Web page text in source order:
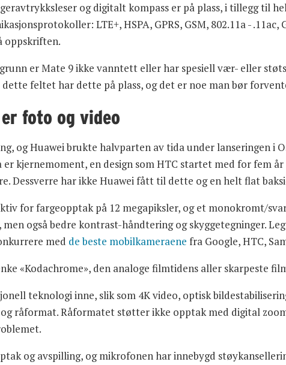
og digitalt kompass er på plass, i tillegg til
LTE+, HSPA, GPRS, GSM, 802.11a - .11ac,
oppskriften.
er Mate 9 ikke vanntett eller har spesiell vær- eller
feltet har dette på plass, og det er noe man bør
foto og video
og Huawei brukte halvparten av tida under lanseringen i
kjernemoment, en design som HTC startet med for fem
Dessverre har ikke Huawei fått til dette og en helt flat
for fargeopptak på 12 megapiksler, og et monokromt/
også bedre kontrast-håndtering og skyggetegninger.
med de beste mobilkameraene fra Google, HTC,
«Kodachrome», den analoge filmtidens aller skarpeste
teknologi inne, slik som 4K video, optisk
råformat. Råformatet støtter ikke opptak med digital
og avspilling, og mikrofonen har innebygd